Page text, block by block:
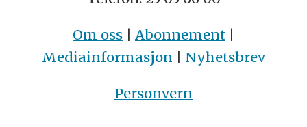
Om oss | Abonnement |
Mediainformasjon | Nyhetsbrev
Personvern